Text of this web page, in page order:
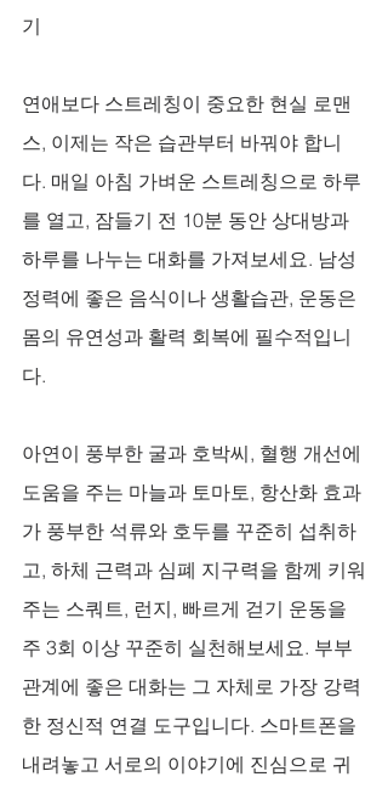
기
연애보다 스트레칭이 중요한 현실 로맨
스, 이제는 작은 습관부터 바꿔야 합니
다. 매일 아침 가벼운 스트레칭으로 하루
를 열고, 잠들기 전 10분 동안 상대방과
하루를 나누는 대화를 가져보세요. 남성
정력에 좋은 음식이나 생활습관, 운동은
몸의 유연성과 활력 회복에 필수적입니
다.
아연이 풍부한 굴과 호박씨, 혈행 개선에
도움을 주는 마늘과 토마토, 항산화 효과
가 풍부한 석류와 호두를 꾸준히 섭취하
고, 하체 근력과 심폐 지구력을 함께 키워
주는 스쿼트, 런지, 빠르게 걷기 운동을
주 3회 이상 꾸준히 실천해보세요. 부부
관계에 좋은 대화는 그 자체로 가장 강력
한 정신적 연결 도구입니다. 스마트폰을
내려놓고 서로의 이야기에 진심으로 귀